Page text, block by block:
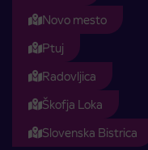
Novo mesto
Ptuj
Radovljica
Škofja Loka
Slovenska Bistrica